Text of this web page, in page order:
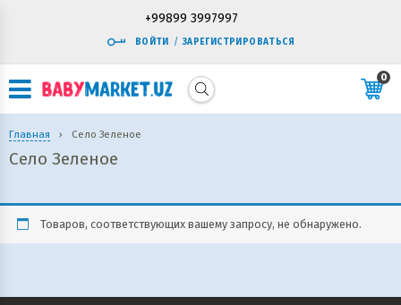
+99899 3997997
ВОЙТИ / ЗАРЕГИСТРИРОВАТЬСЯ
0
Главная › Село Зеленое
Село Зеленое
Товаров, соответствующих вашему запросу, не обнаружено.